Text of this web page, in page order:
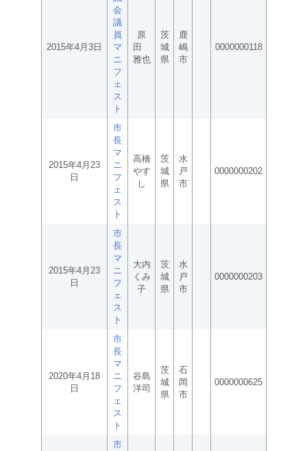
2015年4月3日
会
議
員
マ
ニ
フ
ェ
ス
ト
原
田
雅也
茨
城
県
鹿
嶋
市
0000000118
2015年4月23
日
市
長
マ
ニ
フ
ェ
ス
ト
高橋
やす
し
茨
城
県
水
戸
市
0000000202
2015年4月23
日
市
長
マ
ニ
フ
ェ
ス
ト
大内
くみ
子
茨
城
県
水
戸
市
0000000203
2020年4月18
日
市
長
マ
ニ
フ
ェ
ス
ト
谷島
洋司
茨
城
県
石
岡
市
0000000625
市